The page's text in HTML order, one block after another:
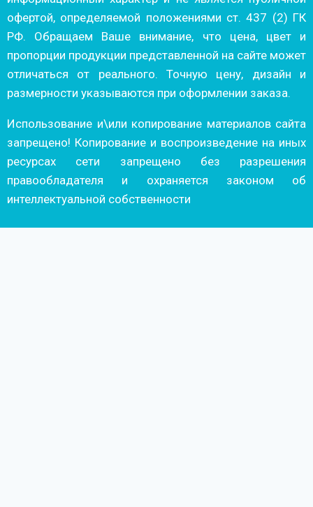
офертой, определяемой положениями ст. 437 (2) ГК
РФ. Обращаем Ваше внимание, что цена, цвет и
пропорции продукции представленной на сайте может
отличаться от реального. Точную цену, дизайн и
размерности указываются при оформлении заказа.
Использование и\или копирование материалов сайта
запрещено! Копирование и воспроизведение на иных
ресурсах сети запрещено без разрешения
правообладателя и охраняется законом об
интеллектуальной собственности